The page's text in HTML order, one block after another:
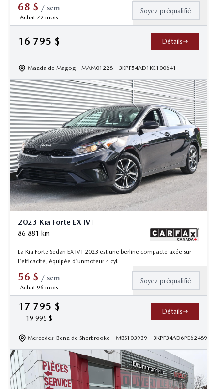
68 $ / sem
Achat 72 mois
Soyez préqualifié
16 795 $ Détails
Mazda de Magog - MAM01228 - 3KPF54AD1KE100641
2023 Kia Forte EX IVT
86 881 km
La Kia Forte Sedan EX IVT 2023 est une berline compacte axée sur
l'efficacité, équipée d'unmoteur 4 cyl.
56 $ / sem
Achat 96 mois
Soyez préqualifié
17 795 $
19 995$
Détails
Mercedes-Benz de Sherbrooke - MBS103939 - 3KPF34AD6PE624896